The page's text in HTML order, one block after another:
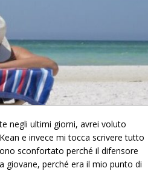
negli ultimi giorni, avrei voluto
e invece mi tocca scrivere tutto
sconfortato perché il difensore
giovane, perché era il mio punto di